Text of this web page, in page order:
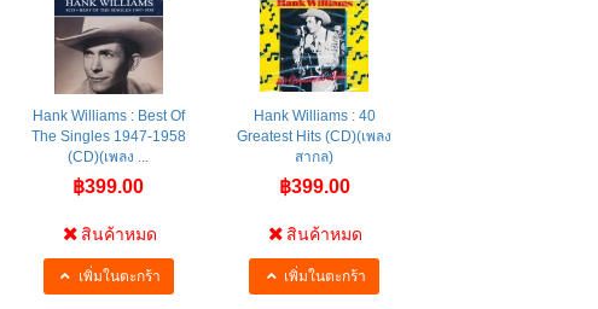
Hank Williams : Best Of
The Singles 1947-1958
(CD)(เพลง ...
฿399.00
สินค้าหมด
เพิ่มในตะกร้า
Hank Williams : 40
Greatest Hits (CD)(เพลง
สากล)
฿399.00
สินค้าหมด
เพิ่มในตะกร้า